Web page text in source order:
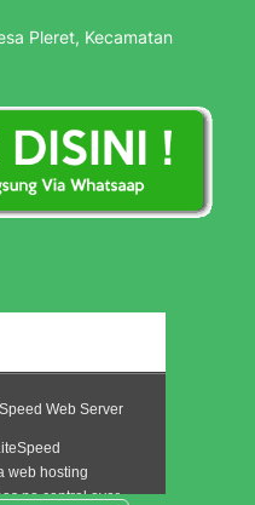
Pleret, Kecamatan